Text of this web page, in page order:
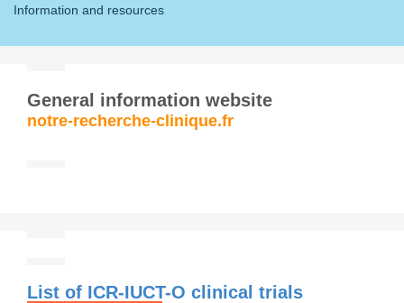
Information and resources
General information website
notre-recherche-clinique.fr
List of ICR-IUCT-O clinical trials